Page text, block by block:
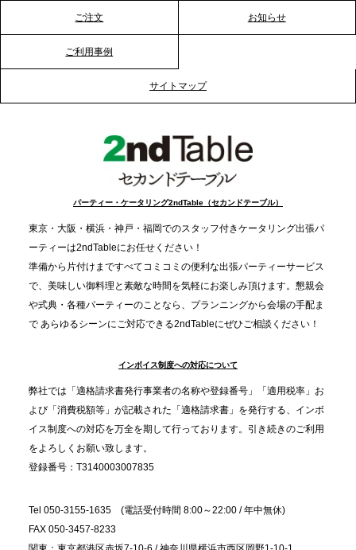
ーションを活性化
2025.12.12
事提供を実施へ
TBS「Nスタ」で、2ndTable「1DISH」が紹介され
ました
2025.11.21
プレスリリースのご案内｜忘年会は“移動時間ゼロ
分”の時代へ。法人注文が前年比5倍に伸びた「宅配
オードブル」が提案する、新しい乾杯文化
プレスリリースのご案内｜職場で完結する“忘年会・
納会ケータリング”が人気。幹事負担を軽減し、社内
コミュニケーションを促進
ご注文 お知らせ
ご利用事例
サイトマップ
パーティー・ケータリング2ndTable（セカンドテーブル）
東京・大阪・横浜・神戸・福岡でのスタッフ付きケータリング出張パ
ーティーは2ndTableにお任せください！
準備から片付けまですべてコミコミの便利な出張パーティーサービス
で、美味しい御料理と素敵な時間を気軽にお楽しみ頂けます。懇親会
や式典・各種パーティーのことなら、プランニングから会場の手配ま
で あらゆるシーンにご対応できる2ndTableにぜひご相談ください！
インボイス制度への対応について
弊社では「適格請求書発行事業者の名称や登録番号」「適用税率」お
よび「消費税額等」が記載された「適格請求書」を発行する、インボ
イス制度への対応を万全を期して行っております。引き続きのご利用
をよろしくお願い致します。
登録番号：T3140003007835
Tel 050-3155-1635 (電話受付時間 8:00～22:00 / 年中無休)
FAX 050-3457-8233